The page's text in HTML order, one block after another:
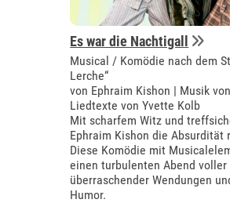
Es war die Nachtigall
Musical / Komödie nach dem
Lerche“
von Ephraim Kishon | Musik
Liedtexte von Yvette Kolb
Mit scharfem Witz und
Ephraim Kishon die Absurdität
Diese Komödie mit
einen turbulenten Abend voller
überraschender Wendungen
Humor.